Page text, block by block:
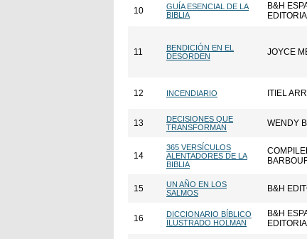
10
GUÍA ESENCIAL DE LA
BIBLIA
B&H
11
BENDICIÓN EN EL
DESORDEN
JOYCE
12 INCENDIARIO ITIEL
13
DECISIONES QUE
TRANSFORMAN
WENDY
14
365 VERSÍCULOS
ALENTADORES DE LA
BIBLIA
15
UN AÑO EN LOS
SALMOS
B&H
16
DICCIONARIO BÍBLICO
ILUSTRADO HOLMAN
B&H